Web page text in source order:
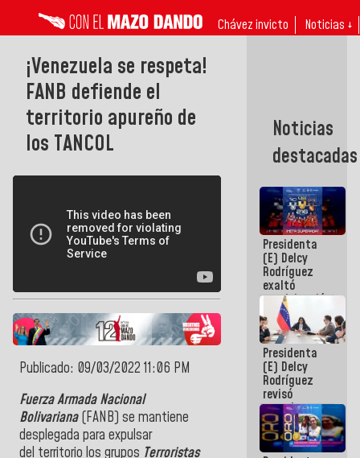
Chávez invicto Noticias ↓
¡Venezuela se respeta!
FANB defiende el
territorio apureño de
los TANCOL
Publicado: 09/03/2022 11:06 PM
Fuerza Armada Nacional
Bolivariana (FANB) se mantiene
desplegada para expulsar
del territorio los grupos Terroristas
Noticias
destacadas
Presidenta
(E) Delcy
Rodríguez
exaltó
participación
de
Venezuela
en Juegos
Centroamericanos
y del Caribe
2026
Presidenta
(E) Delcy
Rodríguez
revisó
agenda
económica y
ejecución de
fondos de